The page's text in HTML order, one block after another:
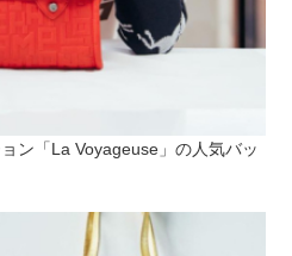
ン「La Voyageuse」の人気バッ